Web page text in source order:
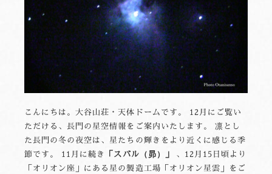
こんにちは。大谷山荘・天体ドームです。 12月にご覧い
ただける、長門の星空情報をご案内いたします。 凛とし
た長門の冬の夜空は、星たちの輝きをより近くに感じる季
節です。 11月に続き 「スバル（昴）」
、12月15日頃より
「オリオン座」にある星の製造工場「オリオン星雲」をご